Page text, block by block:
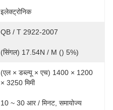
इलेक्ट्रोनिक
QB / T 2922-2007
(सिंगल) 17.54N / M () 5%)
(एल × डब्ल्यू × एच) 1400 × 1200
× 3250 मिमी
10 ~ 30 आर / मिनट, समायोज्य